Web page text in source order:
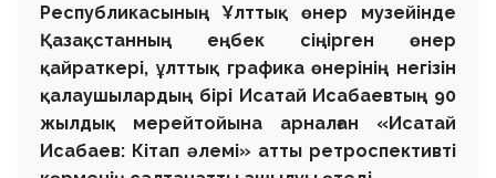
Республикасының Ұлттық өнер музейінде
Қазақстанның еңбек сіңірген өнер
қайраткері, ұлттық графика өнерінің негізін
қалаушылардың бірі Исатай Исабаевтың 90
жылдық мерейтойына арналған «Исатай
Исабаев: Кітап әлемі» атты ретроспективті